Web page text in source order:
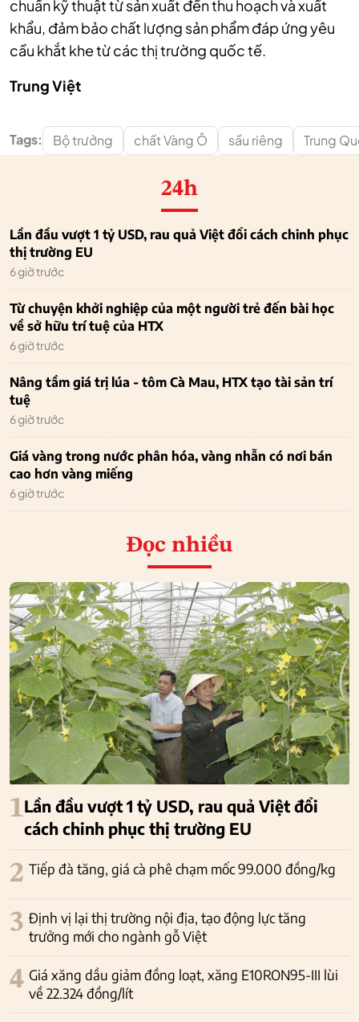
chuẩn kỹ thuật từ sản xuất đến thu hoạch và xuất
khẩu, đảm bảo chất lượng sản phẩm đáp ứng yêu
cầu khắt khe từ các thị trường quốc tế.
Trung Việt
Tags: Bộ trưởng chất Vàng Ô sầu riêng Trung
24h
Lần đầu vượt 1 tỷ USD, rau quả Việt đổi cách chinh phục
thị trường EU
6 giờ trước
Từ chuyện khởi nghiệp của một người trẻ đến bài học
về sở hữu trí tuệ của HTX
6 giờ trước
Nâng tầm giá trị lúa - tôm Cà Mau, HTX tạo tài sản trí
tuệ
6 giờ trước
Giá vàng trong nước phân hóa, vàng nhẫn có nơi bán
cao hơn vàng miếng
6 giờ trước
Đọc nhiều
1Lần đầu vượt 1 tỷ USD, rau quả Việt đổi
cách chinh phục thị trường EU
2 Tiếp đà tăng, giá cà phê chạm mốc 99.000 đồng/kg
3 Định vị lại thị trường nội địa, tạo động lực tăng
trưởng mới cho ngành gỗ Việt
4 Giá xăng dầu giảm đồng loạt, xăng E10RON95-III lùi
về 22.324 đồng/lít